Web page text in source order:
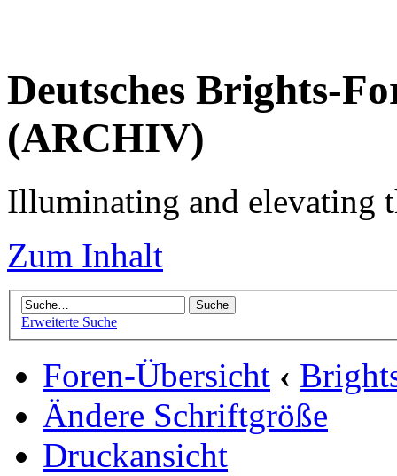
Deutsches Brights-
(ARCHIV)
Illuminating and elevating
Zum Inhalt
Erweiterte Suche
Foren-Übersicht ‹
Ändere Schriftgröße
Druckansicht